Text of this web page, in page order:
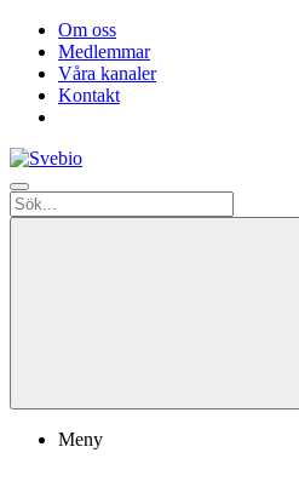
Om oss
Medlemmar
Våra kanaler
Kontakt
Meny